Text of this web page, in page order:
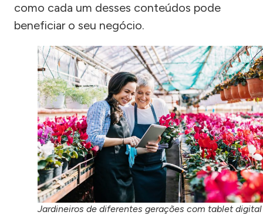
como cada um desses conteúdos pode
beneficiar o seu negócio.
Jardineiros de diferentes gerações com tablet digital